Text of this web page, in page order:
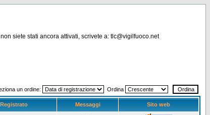
siete stati ancora attivati, scrivete a: tlc@vigilfuoco.net
un ordine: Ordina
Registrato Messaggi Sito web